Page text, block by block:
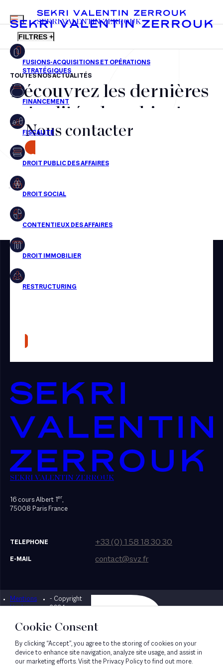
FR EN
MENU
SEKRI VALENTIN ZERROUK
FILTRES +
Fusions-acquisitions et opérations stratégiques
Financement
Fiscalité
Droit public des affaires
Droit social
Droit immobilier
Restructuring
Presse
TOUTES NOS ACTUALITÉS
Découvrez les dernières
actualités du cabinet,
nos récompenses et nos
transactions, jour après
jour
Aucun résultats pour cette recherche
Nous contacter
SEKRI VALENTIN ZERROUK
16 cours Albert 1er,
75008 Paris France
TELEPHONE +33 (0) 1 58 18 30 30
E-MAIL contact@svz.fr
Mentions
légales
- Copyright
2024
Designed by Bonhomme
Cookie Consent
By clicking “Accept”, you agree to the storing of cookies on your
device to enhance site navigation, analyze site usage, and assist in
our marketing efforts. Visit the Privacy Policy to find out more.